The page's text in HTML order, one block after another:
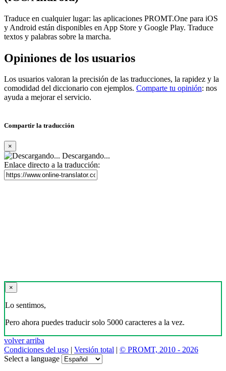
Traduce en cualquier lugar: las aplicaciones PROMT.One para iOS
y Android están disponibles en App Store y Google Play. Traduce
textos y palabras sobre la marcha.
Opiniones de los usuarios
Los usuarios valoran la precisión de las traducciones, la rapidez y la
comodidad del diccionario con ejemplos. Comparte tu opinión: nos
ayuda a mejorar el servicio.
Compartir la traducción
×
Descargando...
Enlace directo a la traducción:
×
Lo sentimos,
Pero ahora puedes traducir solo 5000 caracteres a la vez.
volver arriba
Condiciones del uso | Versión total | © PROMT, 2010 - 2026
Select a language